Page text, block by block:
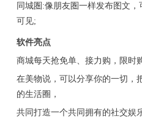
同城圏:像朋友圏一样发布图文
可见;
软件亮点
商城每天抢免单、接力购，限时
在美物说，可以分享你的一切，
的生活圈，
共同打造一个共同拥有的社交娱